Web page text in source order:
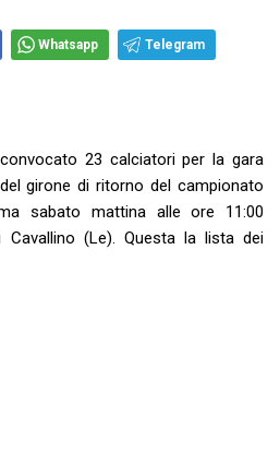
Whatsapp Telegram
23 calciatori per la gara
girone di ritorno del campionato
sabato mattina alle ore 11:00
(Le). Questa la lista dei